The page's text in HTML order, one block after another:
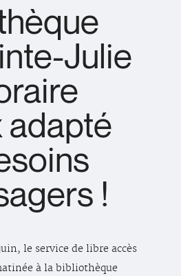
Julie
adapté
!
le service de libre accès
à la bibliothèque